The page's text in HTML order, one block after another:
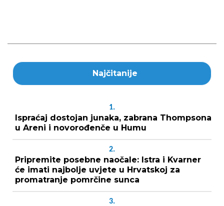
Najčitanije
1.
Ispraćaj dostojan junaka, zabrana Thompsona
u Areni i novorođenče u Humu
2.
Pripremite posebne naočale: Istra i Kvarner
će imati najbolje uvjete u Hrvatskoj za
promatranje pomrčine sunca
3.